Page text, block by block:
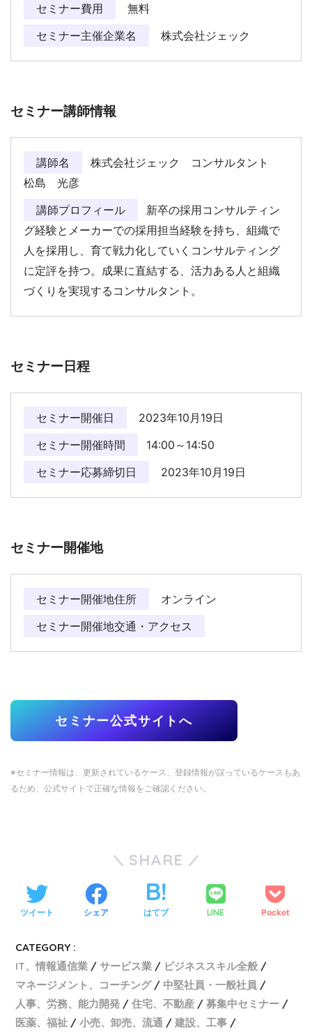
セミナー費用
無料
セミナー主催企業名
株式会社ジェック
セミナー講師情報
講師名
株式会社ジェック コンサルタント
松島 光彦
講師プロフィール
新卒の採用コンサルティン
グ経験とメーカーでの採用担当経験を持ち、組織で
人を採用し、育て戦力化していくコンサルティング
に定評を持つ。成果に直結する、活力ある人と組織
づくりを実現するコンサルタント。
セミナー日程
セミナー開催日
2023年10月19日
セミナー開催時間
14:00～14:50
セミナー応募締切日
2023年10月19日
セミナー開催地
セミナー開催地住所
オンライン
セミナー開催地交通・アクセス
セミナー公式サイトへ
※セミナー情報は、更新されているケース、登録情報が誤っているケースもあ
るため、公式サイトで正確な情報をご確認ください。
SHARE
ツイート シェア はてブ LINE Pocket
CATEGORY :
IT、情報通信業
サービス業
ビジネススキル全般
マネージメント、コーチング
中堅社員・一般社員
人事、労務、能力開発
住宅、不動産
募集中セミナー
医薬、福祉
小売、卸売、流通
建設、工事